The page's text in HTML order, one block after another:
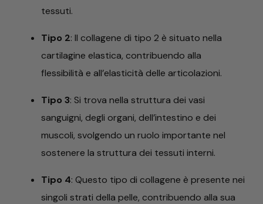
tessuti.
Tipo 2: Il collagene di tipo 2 è situato nella
cartilagine elastica, contribuendo alla
flessibilità e all’elasticità delle articolazioni.
Tipo 3: Si trova nella struttura dei vasi
sanguigni, degli organi, dell’intestino e dei
muscoli, svolgendo un ruolo importante nel
sostenere la struttura dei tessuti interni.
Tipo 4: Questo tipo di collagene è presente nei
singoli strati della pelle, contribuendo alla sua